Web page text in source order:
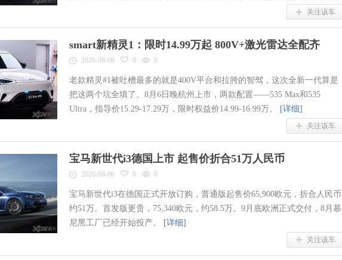
关注该车
smart新精灵1：限时14.99万起 800V+激光雷达全配齐
2026-08-06 0 0
老款精灵#1被吐槽最多的就是400V平台和拉胯的智驾，这次全新一代算是
把这两个坑全填了。8月6日晚杭州上市，两款配置——535 Max和535
Ultra，指导价15.29-17.29万，限时权益价14.99-16.99万。
[详细]
关注该车
宝马新世代i3德国上市 起售价折合51万人民币
2026-08-06 0 0
宝马新世代i3在德国正式开放订购，普通版起售价65,900欧元，折合人民币
约51万。首发版更贵，75,340欧元，约58.5万。9月底欧洲正式交付，8月慕
尼黑工厂已经开始投产。
[详细]
关注该车